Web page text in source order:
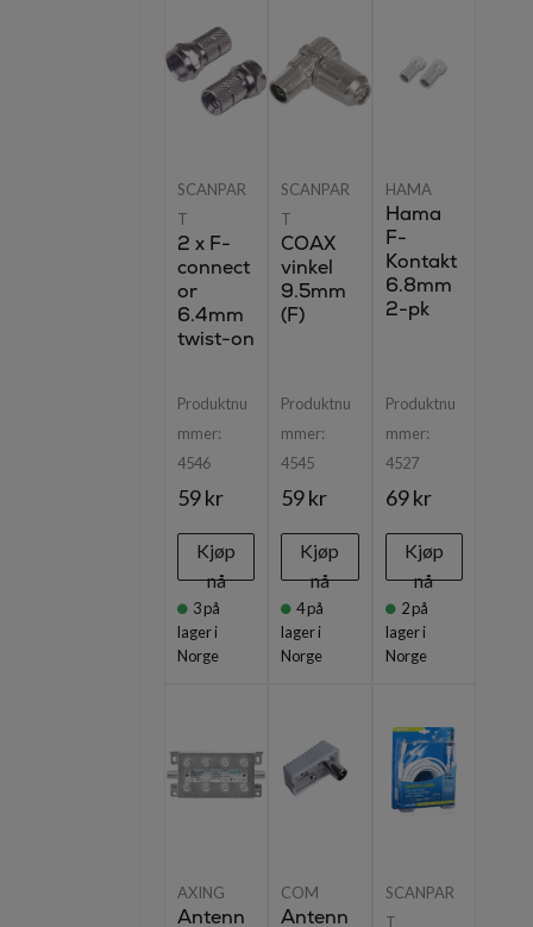
SCANPAR
T
2 x F-
connect
or
6.4mm
twist-on
Produktnu
mmer:
4546
59 kr
Kjøp
nå
3på
lager i
Norge
SCANPAR
T
COAX
vinkel
9.5mm
(F)
Produktnu
mmer:
4545
59 kr
Kjøp
nå
4på
lager i
Norge
HAMA
Hama
F-
Kontakt
6.8mm
2-pk
Produktnu
mmer:
4527
69 kr
Kjøp
nå
2 på
lager i
Norge
AXING
Antenn
COM
Antenn
SCANPAR
T